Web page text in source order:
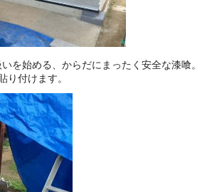
いを始める、からだにまったく安全な漆喰。
り付けます。